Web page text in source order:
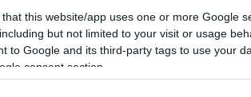
that this website/app uses one or more Google
but not limited to your visit or usage
to Google and its third-party tags to use your
consent section.
του ερευνητικού σκάφους
238 μέτρων και πλάτους 42
μπροστά το ενδεχόμενο μιας